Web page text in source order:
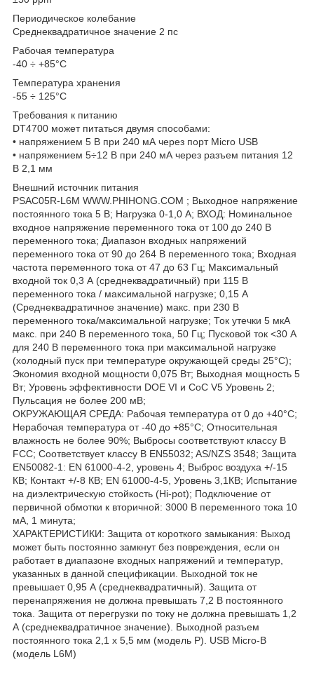
Периодическое колебание
Среднеквадратичное значение 2 пс
Рабочая температура
-40 ÷ +85°C
Температура хранения
-55 ÷ 125°C
Требования к питанию
DT4700 может питаться двумя способами:
• напряжением 5 В при 240 мА через порт Micro USB
• напряжением 5÷12 В при 240 мА через разъем питания 12
В 2,1 мм
Внешний источник питания
PSAC05R-L6М WWW.PHIHONG.COM ; Выходное напряжение
постоянного тока 5 В; Нагрузка 0-1,0 А; ВХОД: Номинальное
входное напряжение переменного тока от 100 до 240 В
переменного тока; Диапазон входных напряжений
переменного тока от 90 до 264 В переменного тока; Входная
частота переменного тока от 47 до 63 Гц; Максимальный
входной ток 0,3 А (среднеквадратичный) при 115 В
переменного тока / максимальной нагрузке; 0,15 А
(Среднеквадратичное значение) макс. при 230 В
переменного тока/максимальной нагрузке; Ток утечки 5 мкА
макс. при 240 В переменного тока, 50 Гц; Пусковой ток <30 А
для 240 В переменного тока при максимальной нагрузке
(холодный пуск при температуре окружающей среды 25°C);
Экономия входной мощности 0,075 Вт; Выходная мощность 5
Вт; Уровень эффективности DOE VI и CoC V5 Уровень 2;
Пульсация не более 200 мВ;
ОКРУЖАЮЩАЯ СРЕДА: Рабочая температура от 0 до +40°C;
Нерабочая температура от -40 до +85°C; Относительная
влажность не более 90%; Выбросы соответствуют классу B
FCC; Соответствует классу B EN55032; AS/NZS 3548; Защита
EN50082-1: EN 61000-4-2, уровень 4; Выброс воздуха +/-15
КВ; Контакт +/-8 КВ; EN 61000-4-5, Уровень 3,1КВ; Испытание
на диэлектрическую стойкость (Hi-pot); Подключение от
первичной обмотки к вторичной: 3000 В переменного тока 10
мА, 1 минута;
ХАРАКТЕРИСТИКИ: Защита от короткого замыкания: Выход
может быть постоянно замкнут без повреждения, если он
работает в диапазоне входных напряжений и температур,
указанных в данной спецификации. Выходной ток не
превышает 0,95 А (среднеквадратичный). Защита от
перенапряжения не должна превышать 7,2 В постоянного
тока. Защита от перегрузки по току не должна превышать 1,2
А (среднеквадратичное значение). Выходной разъем
постоянного тока 2,1 x 5,5 мм (модель P). USB Micro-B
(модель L6M)